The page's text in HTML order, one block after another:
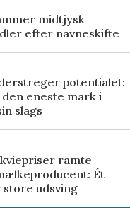
midtjysk
efter navneskifte
potentialet:
eneste mark i
slags
ramte
Ét
store udsving